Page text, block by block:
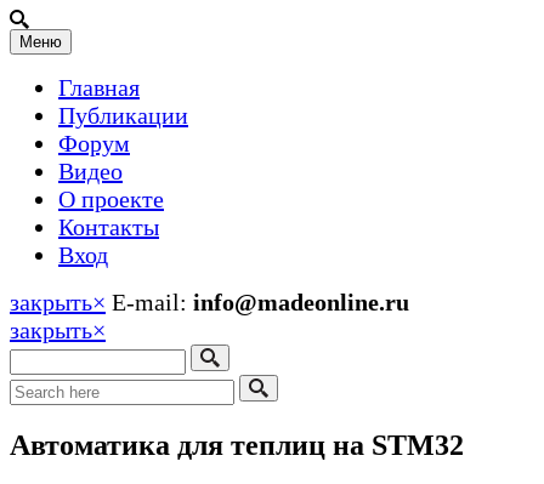
Меню
Главная
Публикации
Форум
Видео
О проекте
Контакты
Вход
закрыть× E-mail: info@madeonline.ru
закрыть×
Автоматика для теплиц на STM32